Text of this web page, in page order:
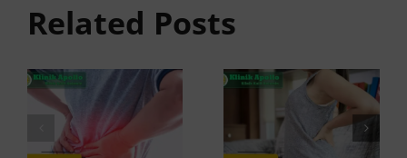
Related Posts
Sering
Kambuh
dan Cara
Atasinya
Penyebab
dan
Solusinya